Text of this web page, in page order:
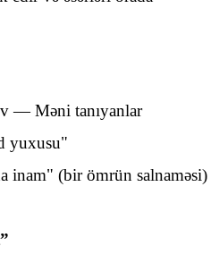
— Məni tanıyanlar
yuxusu"
inam" (bir ömrün salnaməsi)